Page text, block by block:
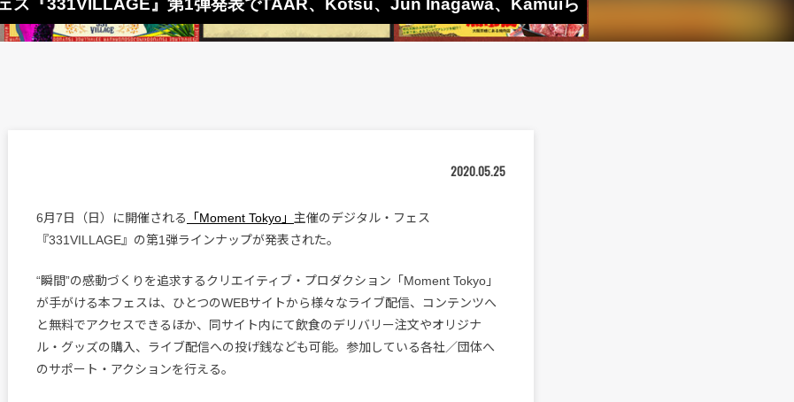
ス『331VILLAGE』第1弾発表でTAAR、Kotsu、Jun Inagawa、Kamuiら
2020.05.25
6月7日（日）に開催される 「Moment Tokyo」 主催のデジタル・フェス
『331VILLAGE』の第1弾ラインナップが発表された。
“瞬間”の感動づくりを追求するクリエイティブ・プロダクション「Moment Tokyo」
が手がける本フェスは、ひとつのWEBサイトから様々なライブ配信、コンテンツへ
と無料でアクセスできるほか、同サイト内にて飲食のデリバリー注文やオリジナ
ル・グッズの購入、ライブ配信への投げ銭なども可能。参加している各社／団体へ
のサポート・アクションを行える。